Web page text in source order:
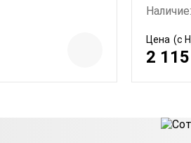
Цена (с
2